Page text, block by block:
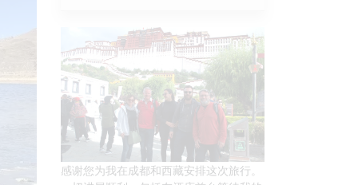
感谢您为我在成都和西藏安排这次旅行。